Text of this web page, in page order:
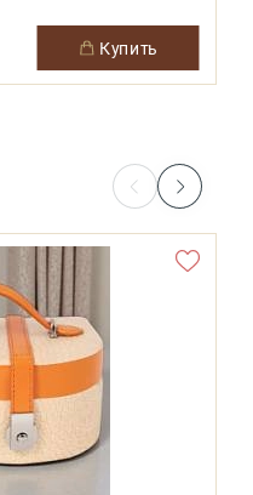
купить